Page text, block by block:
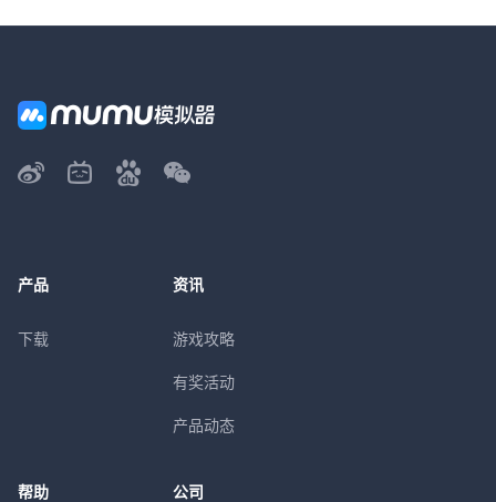
产品
下载
资讯
游戏攻略
有奖活动
产品动态
帮助 公司